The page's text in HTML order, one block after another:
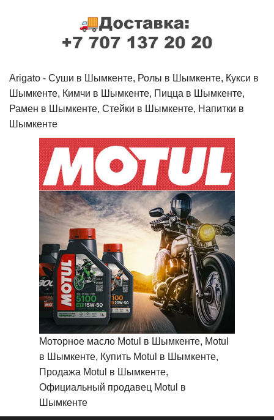
Arigato - Cуши в Шымкенте, Ролы в Шымкенте, Кукси в
Шымкенте, Кимчи в Шымкенте, Пицца в Шымкенте,
Рамен в Шымкенте, Стейки в Шымкенте, Напитки в
Шымкенте
Моторное масло Motul в Шымкенте, Motul
в Шымкенте, Купить Motul в Шымкенте,
Продажа Motul в Шымкенте,
Официальный продавец Motul в
Шымкенте